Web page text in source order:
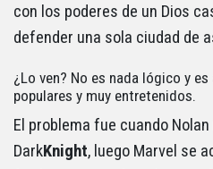
con los poderes de un Dios
defender una sola ciudad de
¿Lo ven? No es nada lógico y
populares y muy entretenidos.
El problema fue cuando
DarkKnight, luego Marvel se